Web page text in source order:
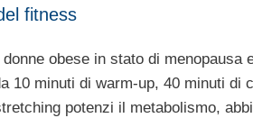
fitness
obese in stato di menopausa
10 minuti di warm-up, 40 minuti di
potenzi il metabolismo,